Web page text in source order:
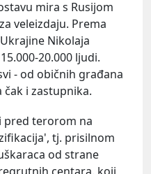
mira s Rusijom
veleizdaju. Prema
Nikolaja
20.000 ljudi.
- od običnih građana
i zastupnika.
pred terorom na
tj. prisilnom
od strane